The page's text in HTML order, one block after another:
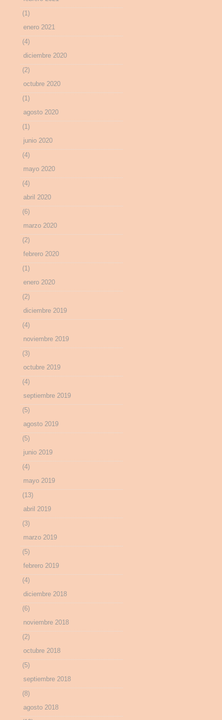
(1)
enero 2021
(4)
diciembre 2020
(2)
octubre 2020
(1)
agosto 2020
(1)
junio 2020
(4)
mayo 2020
(4)
abril 2020
(6)
marzo 2020
(2)
febrero 2020
(1)
enero 2020
(2)
diciembre 2019
(4)
noviembre 2019
(3)
octubre 2019
(4)
septiembre 2019
(5)
agosto 2019
(5)
junio 2019
(4)
mayo 2019
(13)
abril 2019
(3)
marzo 2019
(5)
febrero 2019
(4)
diciembre 2018
(6)
noviembre 2018
(2)
octubre 2018
(5)
septiembre 2018
(8)
agosto 2018